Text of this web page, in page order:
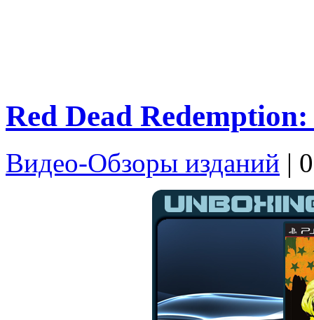
Red Dead
Видео-Обзоры изданий |